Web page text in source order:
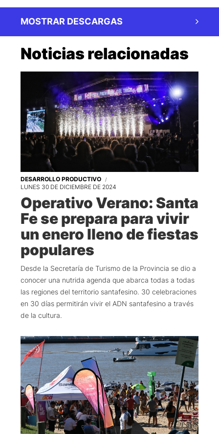
MOSTRAR DESCARGAS
Noticias relacionadas
DESARROLLO PRODUCTIVO
LUNES 30 DE DICIEMBRE DE 2024
Operativo Verano: Santa
Fe se prepara para vivir
un enero lleno de fiestas
populares
Desde la Secretaría de Turismo de la Provincia se dio a
conocer una nutrida agenda que abarca todas a todas
las regiones del territorio santafesino. 30 celebraciones
en 30 días permitirán vivir el ADN santafesino a través
de la cultura.